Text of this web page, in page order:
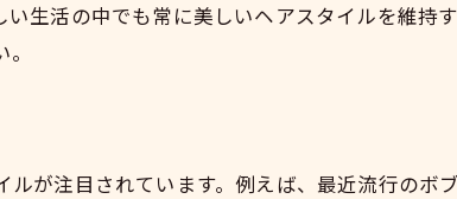
生活の中でも常に美しいヘアスタイルを維持
が注目されています。例えば、最近流行のボ